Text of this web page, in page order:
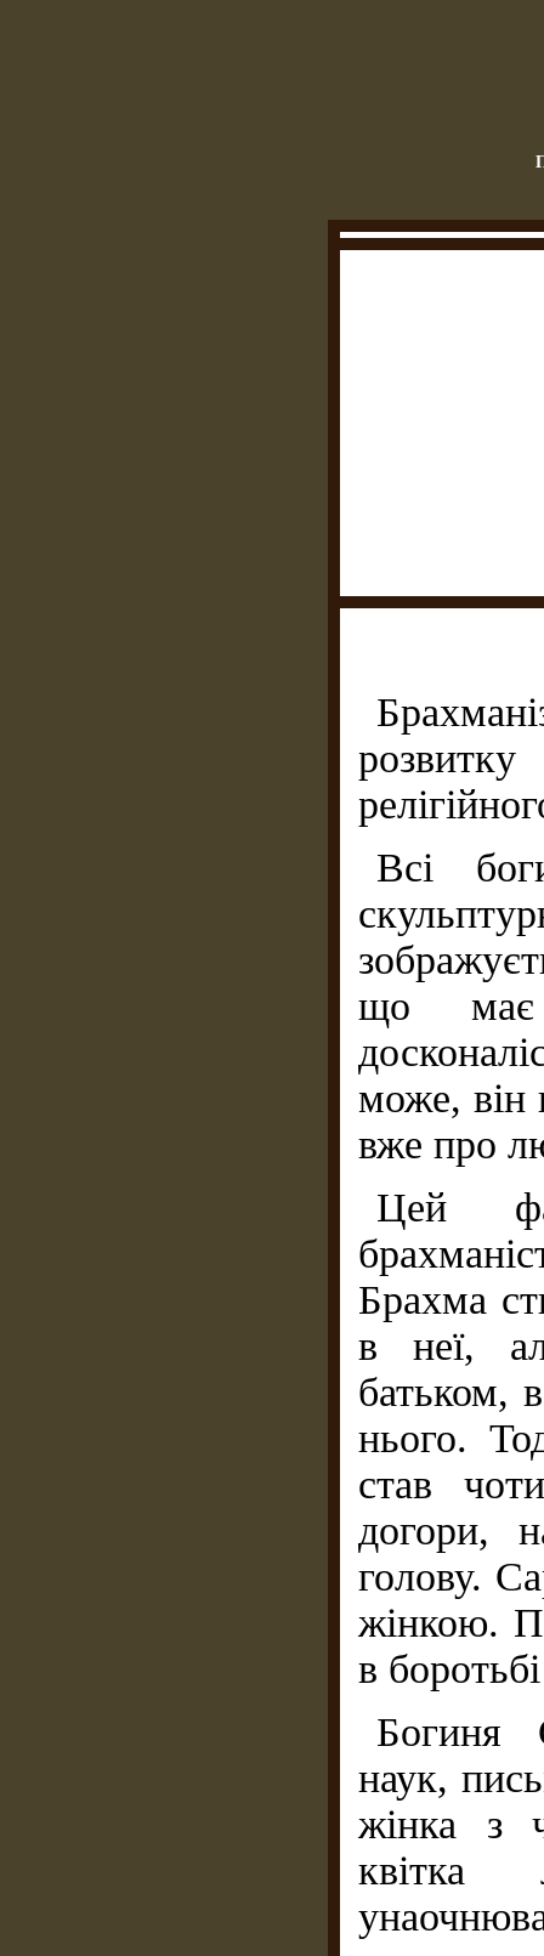
Всі
що має
може, він
вже про
Цей
Брахма
в неї,
батьком,
нього.
став
догори,
голову.
жінкою.
в
Богиня
наук,
жінка з